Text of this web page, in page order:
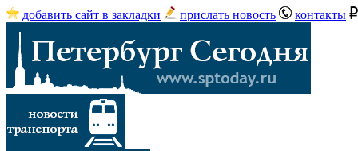
добавить сайт в закладки прислать новость контакты